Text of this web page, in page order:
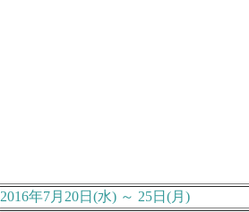
2016年7月20日(水) ～ 25日(月)